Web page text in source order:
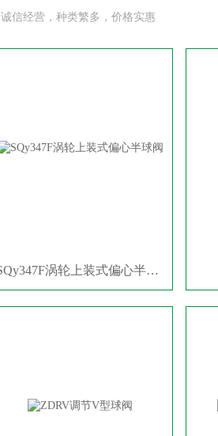
诚信经营，种类繁多，价格实惠
SQy347F涡轮上装式偏心半球阀